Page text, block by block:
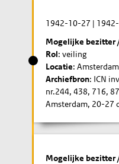
1942-10-27 |
Mogelijke bezitter
Rol: veiling
Locatie: Amsterdam
Archiefbron: ICN
nr.244, 438, 716,
Amsterdam, 20-27
Mogelijke bezitter